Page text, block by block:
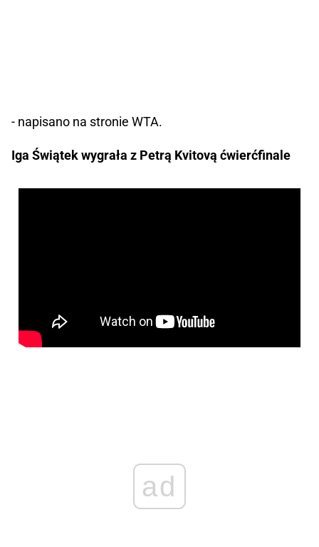
- napisano na stronie WTA.
Iga Świątek wygrała z Petrą Kvitovą ćwierćfinale
ad